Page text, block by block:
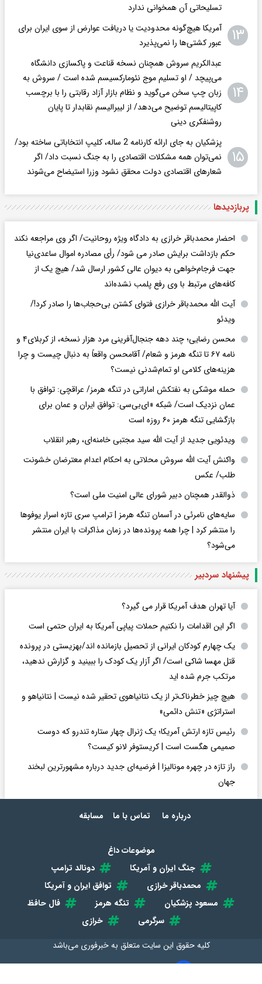
تسلیحاتی آن همخوانی ندارد
۱۳
آمریکا هیچ‌گونه محدودیت یا دریافت عوارض از سوی ایران برای
عبور کشتی‌ها را نمی‌پذیرد
۱۴
عبدالکریم سروش همچنان نسخه قناعت و پاکسازی دانشگاه
می‌پیچد / او تسلیم موج نئومارکسیسم شده است / سروش به
زبان چپ سخن می‌گوید و نظام بازار آزاد رقابتی را با برچسب
کاپیتالیسم توضیح می‌دهد/ از لیبرالیسم نقابدار تا پایان
روشنفکری دینی
۱۵
پزشکیان به جای ارائه کارنامه 2 ساله، کلیپ انتخاباتی ساخته بود/
نمی‌توان همه مشکلات اقتصادی را به جنگ نسبت داد/ اگر
شعار‌های اقتصادی دولت محقق نشود وزرا استیضاح می‌شوند
پربازدید‌ها
احضار محمدباقر خرازی به دادگاه ویژه روحانیت/ اگر وی مراجعه نکند
حکم بازداشت برایش صادر می شود/ رأی مصادره اموال ساعدی‌نیا
جهت فرجام‌خواهی به دیوان عالی کشور ارسال شد/ هیچ یک از
کافه‌های مرتبط با وی رفع پلمب نشده‌اند
آیت الله محمدباقر خرازی فتوای کشتن بی‌حجاب‌ها را صادر کرد!/
ویدئو
محسن رضایی؛ چند دهه جنجال‌آفرینی مرد هزار نسخه، از کربلای۴ و
نامه ۶۷ تا تنگه هرمز و شعام/ آقا‌محسن واقعاً به دنبال چیست و چرا
هزینه‌های کلامی او تمام‌شدنی نیست؟
حمله موشکی به نفتکش اماراتی در تنگه هرمز/ عراقچی: توافق با
عمان نزدیک است/ شبکه «ای‌بی‌سی: توافق ایران و عمان برای
بازگشایی تنگه هرمز ۶۰ روزه است
ویدئویی جدید از آیت الله سید مجتبی خامنه‌ای، رهبر انقلاب
واکنش آیت الله سروش محلاتی به احکام اعدام معترضان خشونت
طلب/ عکس
ذوالقدر همچنان دبیر شورای ‌عالی امنیت ملی است؟
سایه‌های نامرئی در آسمان تنگه هرمز | ترامپ سری تازه اسرار یوفوها
را منتشر کرد | چرا همه پرونده‌ها در زمان مذاکرات با ایران منتشر
می‌شود؟
پیشنهاد سردبیر
آیا تهران هدف آمریکا قرار می گیرد؟
اگر این اقدامات را نکنیم حملات پیاپی آمریکا به ایران حتمی است
یک چهارم کودکان ایرانی از تحصیل بازمانده اند/بهزیستی در پرونده
قتل مهسا شاکی است/ اگر آزار یک کودک را ببینید و گزارش ندهید،
مرتکب جرم شده اید
هیچ چیز خطرناک‌تر از یک نتانیاهوی تحقیر شده نیست | نتانیاهو و
استراتژی «تنش دائمی»
رئیس تازه ارتش آمریکا؛ یک ژنرال چهار ستاره تندرو که دوست
صمیمی هگست است | کریستوفر لانو کیست؟
راز تازه در چهره مونالیزا | فرضیه‌ای جدید درباره مشهورترین لبخند
جهان
درباره ما تماس با ما مسابقه
موضوعات داغ
جنگ ایران و آمریکا
دونالد ترامپ
محمدباقر خرازی
توافق ایران و آمریکا
مسعود پزشکیان
تنگه هرمز
فال حافظ
سرگرمی
خرازی
کلیه حقوق این سایت متعلق بهخبرفوری می‌باشد